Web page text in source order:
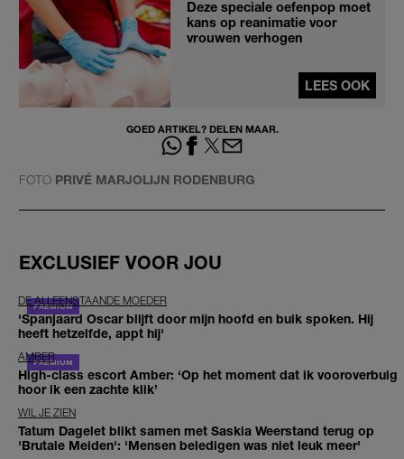
Deze speciale oefenpop moet
kans op reanimatie voor
vrouwen verhogen
LEES OOK
GOED ARTIKEL? DELEN MAAR.
FOTO PRIVÉ MARJOLIJN RODENBURG
EXCLUSIEF VOOR JOU
DE ALLEENSTAANDE MOEDER
'Spanjaard Oscar blijft door mijn hoofd en buik spoken. Hij
heeft hetzelfde, appt hij'
AMBER
High-class escort Amber: ‘Op het moment dat ik vooroverbuig
hoor ik een zachte klik’
WIL JE ZIEN
Tatum Dagelet blikt samen met Saskia Weerstand terug op
'Brutale Meiden': 'Mensen beledigen was niet leuk meer'